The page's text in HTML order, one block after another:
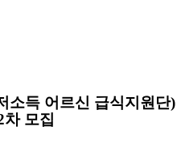
소득 어르신 급식지원단)
차 모집